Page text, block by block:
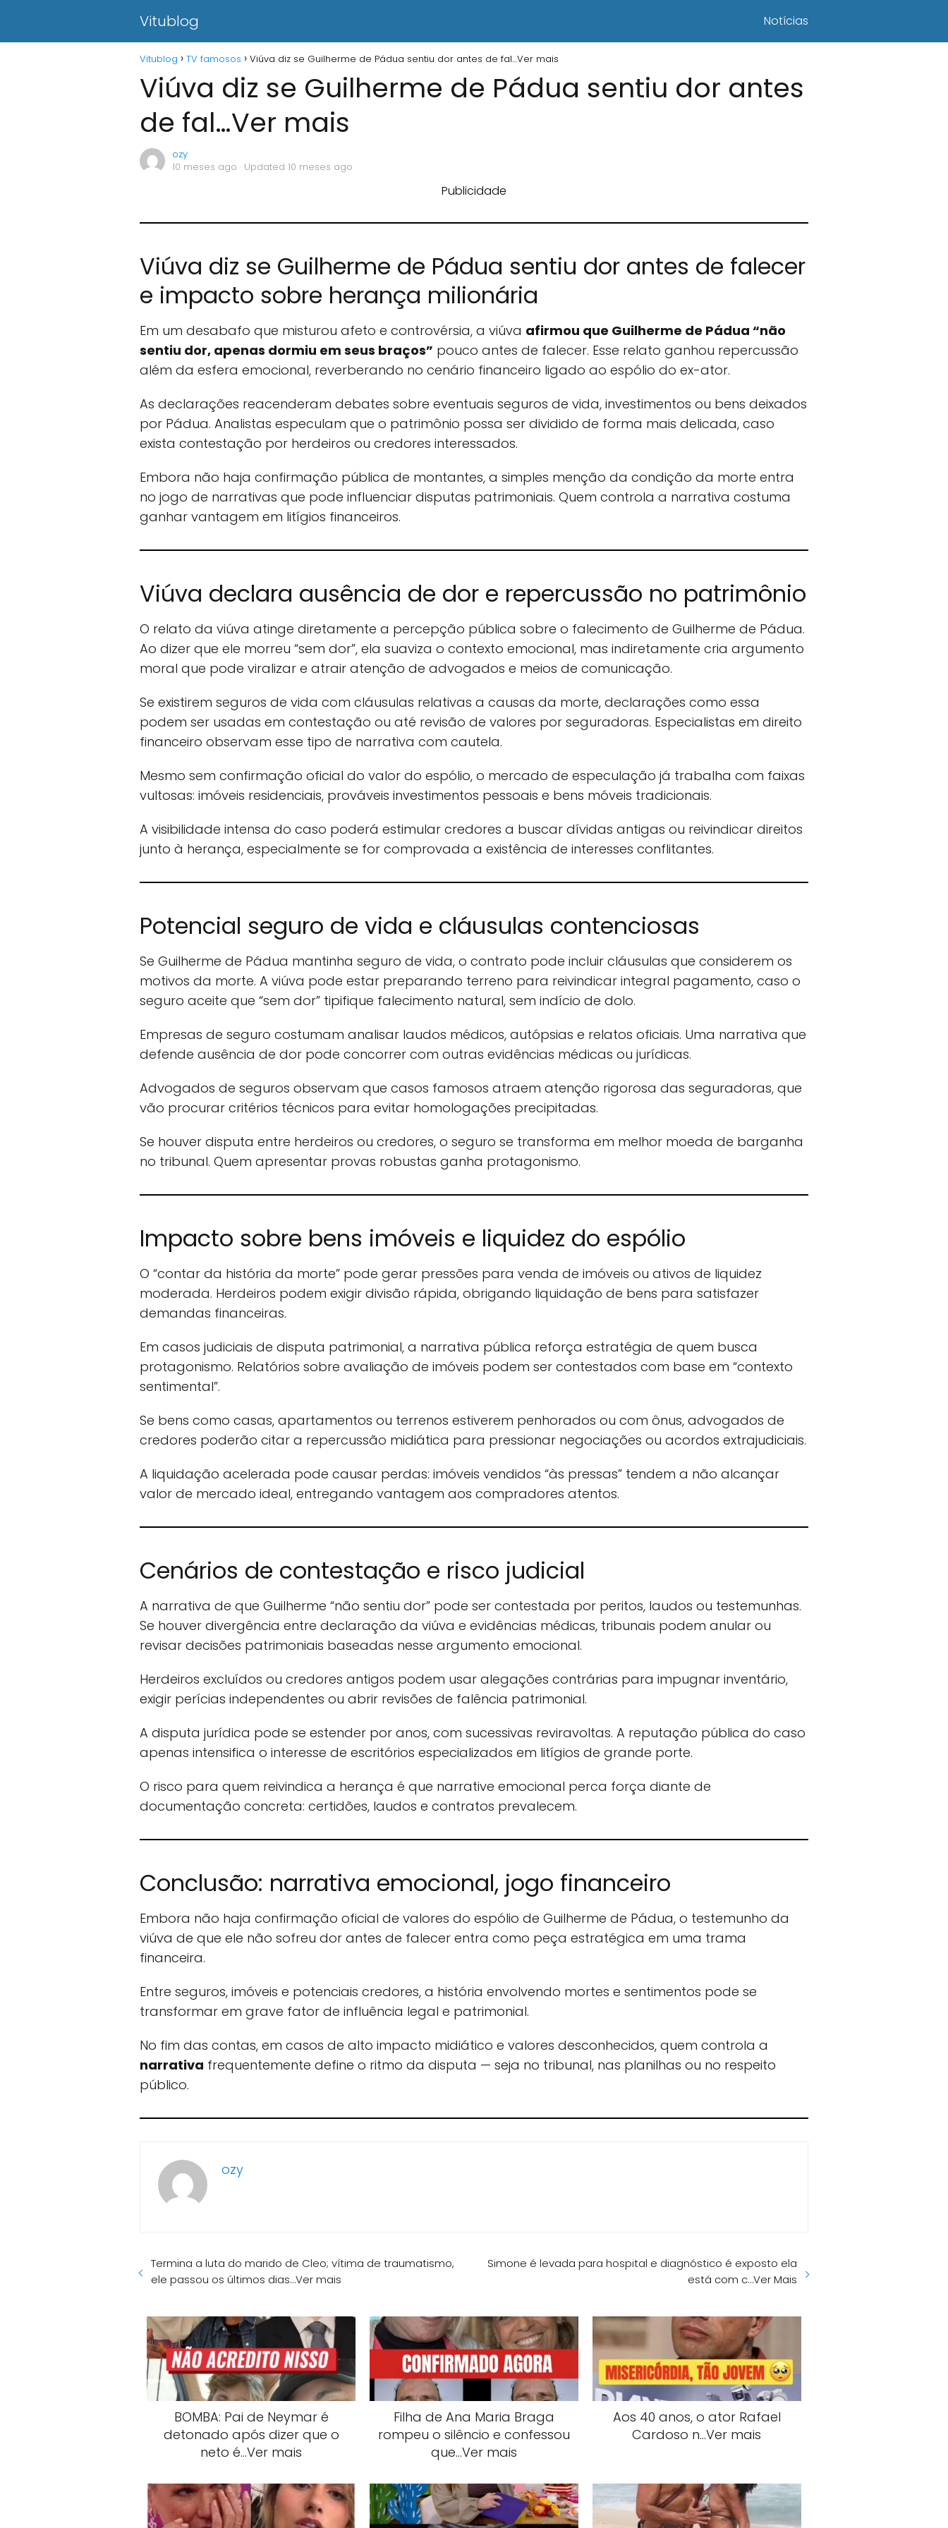
Vitublog Notícias
Vitublog TV famosos Viúva diz se Guilherme de Pádua sentiu dor antes de fal…Ver mais
Viúva diz se Guilherme de Pádua sentiu dor antes
de fal…Ver mais
ozy
10 meses ago · Updated 10 meses ago
Publicidade
Viúva diz se Guilherme de Pádua sentiu dor antes de falecer
e impacto sobre herança milionária
Em um desabafo que misturou afeto e controvérsia, a viúva afirmou que Guilherme de Pádua “não
sentiu dor, apenas dormiu em seus braços” pouco antes de falecer. Esse relato ganhou repercussão
além da esfera emocional, reverberando no cenário financeiro ligado ao espólio do ex-ator.
As declarações reacenderam debates sobre eventuais seguros de vida, investimentos ou bens deixados
por Pádua. Analistas especulam que o patrimônio possa ser dividido de forma mais delicada, caso
exista contestação por herdeiros ou credores interessados.
Embora não haja confirmação pública de montantes, a simples menção da condição da morte entra
no jogo de narrativas que pode influenciar disputas patrimoniais. Quem controla a narrativa costuma
ganhar vantagem em litígios financeiros.
Viúva declara ausência de dor e repercussão no patrimônio
O relato da viúva atinge diretamente a percepção pública sobre o falecimento de Guilherme de Pádua.
Ao dizer que ele morreu “sem dor”, ela suaviza o contexto emocional, mas indiretamente cria argumento
moral que pode viralizar e atrair atenção de advogados e meios de comunicação.
Se existirem seguros de vida com cláusulas relativas a causas da morte, declarações como essa
podem ser usadas em contestação ou até revisão de valores por seguradoras. Especialistas em direito
financeiro observam esse tipo de narrativa com cautela.
Mesmo sem confirmação oficial do valor do espólio, o mercado de especulação já trabalha com faixas
vultosas: imóveis residenciais, prováveis investimentos pessoais e bens móveis tradicionais.
A visibilidade intensa do caso poderá estimular credores a buscar dívidas antigas ou reivindicar direitos
junto à herança, especialmente se for comprovada a existência de interesses conflitantes.
Potencial seguro de vida e cláusulas contenciosas
Se Guilherme de Pádua mantinha seguro de vida, o contrato pode incluir cláusulas que considerem os
motivos da morte. A viúva pode estar preparando terreno para reivindicar integral pagamento, caso o
seguro aceite que “sem dor” tipifique falecimento natural, sem indício de dolo.
Empresas de seguro costumam analisar laudos médicos, autópsias e relatos oficiais. Uma narrativa que
defende ausência de dor pode concorrer com outras evidências médicas ou jurídicas.
Advogados de seguros observam que casos famosos atraem atenção rigorosa das seguradoras, que
vão procurar critérios técnicos para evitar homologações precipitadas.
Se houver disputa entre herdeiros ou credores, o seguro se transforma em melhor moeda de barganha
no tribunal. Quem apresentar provas robustas ganha protagonismo.
Impacto sobre bens imóveis e liquidez do espólio
O “contar da história da morte” pode gerar pressões para venda de imóveis ou ativos de liquidez
moderada. Herdeiros podem exigir divisão rápida, obrigando liquidação de bens para satisfazer
demandas financeiras.
Em casos judiciais de disputa patrimonial, a narrativa pública reforça estratégia de quem busca
protagonismo. Relatórios sobre avaliação de imóveis podem ser contestados com base em “contexto
sentimental”.
Se bens como casas, apartamentos ou terrenos estiverem penhorados ou com ônus, advogados de
credores poderão citar a repercussão midiática para pressionar negociações ou acordos extrajudiciais.
A liquidação acelerada pode causar perdas: imóveis vendidos “às pressas” tendem a não alcançar
valor de mercado ideal, entregando vantagem aos compradores atentos.
Cenários de contestação e risco judicial
A narrativa de que Guilherme “não sentiu dor” pode ser contestada por peritos, laudos ou testemunhas.
Se houver divergência entre declaração da viúva e evidências médicas, tribunais podem anular ou
revisar decisões patrimoniais baseadas nesse argumento emocional.
Herdeiros excluídos ou credores antigos podem usar alegações contrárias para impugnar inventário,
exigir perícias independentes ou abrir revisões de falência patrimonial.
A disputa jurídica pode se estender por anos, com sucessivas reviravoltas. A reputação pública do caso
apenas intensifica o interesse de escritórios especializados em litígios de grande porte.
O risco para quem reivindica a herança é que narrative emocional perca força diante de
documentação concreta: certidões, laudos e contratos prevalecem.
Conclusão: narrativa emocional, jogo financeiro
Embora não haja confirmação oficial de valores do espólio de Guilherme de Pádua, o testemunho da
viúva de que ele não sofreu dor antes de falecer entra como peça estratégica em uma trama
financeira.
Entre seguros, imóveis e potenciais credores, a história envolvendo mortes e sentimentos pode se
transformar em grave fator de influência legal e patrimonial.
No fim das contas, em casos de alto impacto midiático e valores desconhecidos, quem controla a
narrativa frequentemente define o ritmo da disputa — seja no tribunal, nas planilhas ou no respeito
público.
ozy
Termina a luta do marido de Cleo; vítima de traumatismo,
ele passou os últimos dias…Ver mais
Simone é levada para hospital e diagnóstico é exposto ela
está com c…Ver Mais
BOMBA: Pai de Neymar é
detonado após dizer que o
neto é…Ver mais
Filha de Ana Maria Braga
rompeu o silêncio e confessou
que…Ver mais
Aos 40 anos, o ator Rafael
Cardoso n…Ver mais